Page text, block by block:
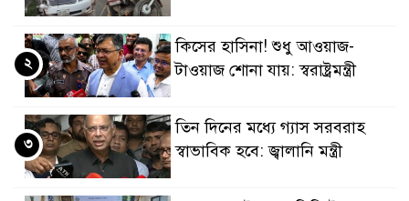
কিসের হাসিনা! শুধু আওয়াজ-
টাওয়াজ শোনা যায়: স্বরাষ্ট্রমন্ত্রী
২
তিন দিনের মধ্যে গ্যাস সরবরাহ
স্বাভাবিক হবে: জ্বালানি মন্ত্রী
৩